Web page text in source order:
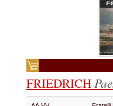
FRIEDRICH